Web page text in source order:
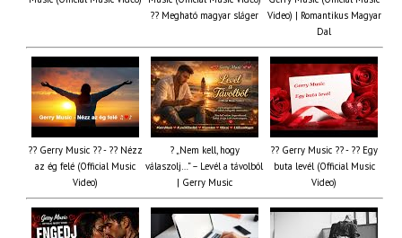
?? Megható magyar sláger
Video) | Romantikus Magyar
Dal
?? Gerry Music ?? - ?? Nézz
az ég felé (Official Music
Video)
? „Nem kell, hogy
válaszolj…” – Levél a távolból
| Gerry Music
?? Gerry Music ?? - ?? Egy
buta levél (Official Music
Video)